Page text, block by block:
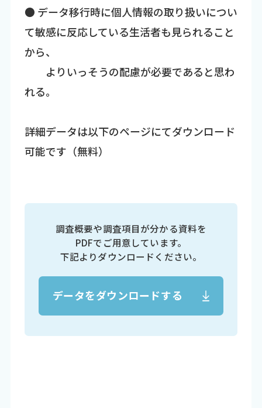
● データ移行時に個人情報の取り扱いについ
て敏感に反応している生活者も見られること
から、
よりいっそうの配慮が必要であると思わ
れる。
詳細データは以下のページにてダウンロード
可能です（無料）
調査概要や調査項目が分かる資料を
PDFでご用意しています。
下記よりダウンロードください。
データをダウンロードする